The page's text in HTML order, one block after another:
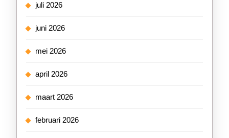
juli 2026
juni 2026
mei 2026
april 2026
maart 2026
februari 2026